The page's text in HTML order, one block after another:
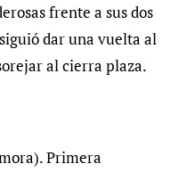
frente a sus dos
dar una vuelta al
al cierra plaza.
Primera